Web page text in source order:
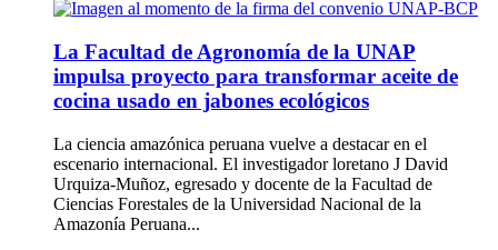
La Facultad de Agronomía de la UNAP
impulsa proyecto para transformar aceite de
cocina usado en jabones ecológicos
La ciencia amazónica peruana vuelve a destacar en el
escenario internacional. El investigador loretano J David
Urquiza-Muñoz, egresado y docente de la Facultad de
Ciencias Forestales de la Universidad Nacional de la
Amazonía Peruana...